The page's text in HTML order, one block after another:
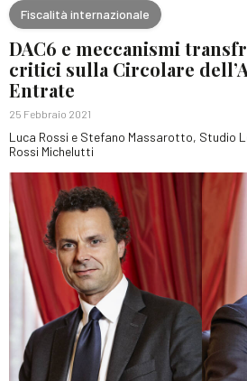
Fiscalità internazionale
DAC6 e meccanismi
critici sulla Circolare
Entrate
25 Febbraio 2021
Luca Rossi e Stefano Massarotto, Studio
Rossi Michelutti